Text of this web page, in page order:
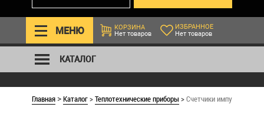
МЕНЮ
КОРЗИНА
Нет товаров
ИЗБРАННОЕ
Нет товаров
КАТАЛОГ
Главная >Каталог>Теплотехнические приборы >Счетчики